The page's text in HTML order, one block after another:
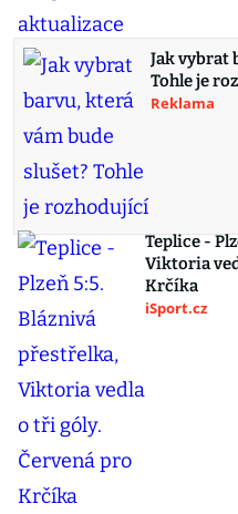
Jak vybrat
Tohle je
Reklama
Teplice -
Viktoria
Krčíka
iSport.cz